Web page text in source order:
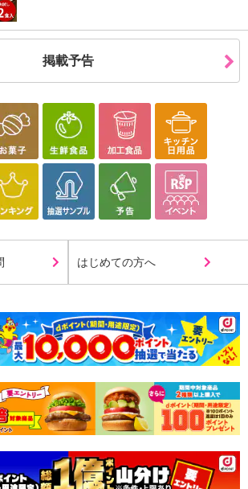
場合は、配送日時指定をご利用いただけませ
品カテゴリー別注意事項（※必ずご確認くだ
こちらの情報は2026年07月09日 時点での情報となります。
掲載予告
はじめての方へ